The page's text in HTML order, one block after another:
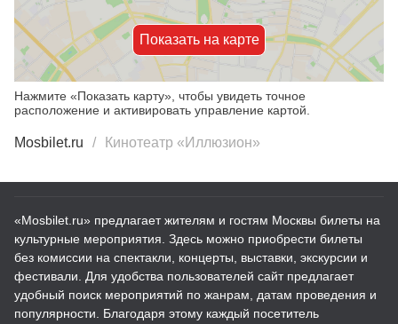
Показать на карте
Нажмите «Показать карту», чтобы увидеть точное
расположение и активировать управление картой.
Mosbilet.ru Кинотеатр «Иллюзион»
«Mosbilet.ru» предлагает жителям и гостям Москвы билеты на
культурные мероприятия. Здесь можно приобрести билеты
без комиссии на спектакли, концерты, выставки, экскурсии и
фестивали. Для удобства пользователей сайт предлагает
удобный поиск мероприятий по жанрам, датам проведения и
популярности. Благодаря этому каждый посетитель